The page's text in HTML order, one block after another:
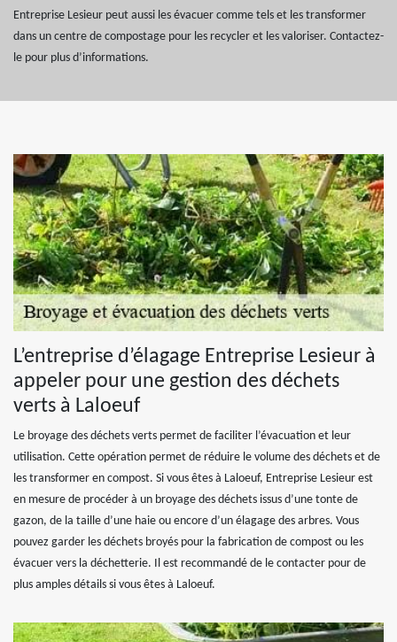
Entreprise Lesieur peut aussi les évacuer comme tels et les transformer
dans un centre de compostage pour les recycler et les valoriser. Contactez-
le pour plus d’informations.
L’entreprise d’élagage Entreprise Lesieur à
appeler pour une gestion des déchets
verts à Laloeuf
Le broyage des déchets verts permet de faciliter l’évacuation et leur
utilisation. Cette opération permet de réduire le volume des déchets et de
les transformer en compost. Si vous êtes à Laloeuf, Entreprise Lesieur est
en mesure de procéder à un broyage des déchets issus d’une tonte de
gazon, de la taille d’une haie ou encore d’un élagage des arbres. Vous
pouvez garder les déchets broyés pour la fabrication de compost ou les
évacuer vers la déchetterie. Il est recommandé de le contacter pour de
plus amples détails si vous êtes à Laloeuf.